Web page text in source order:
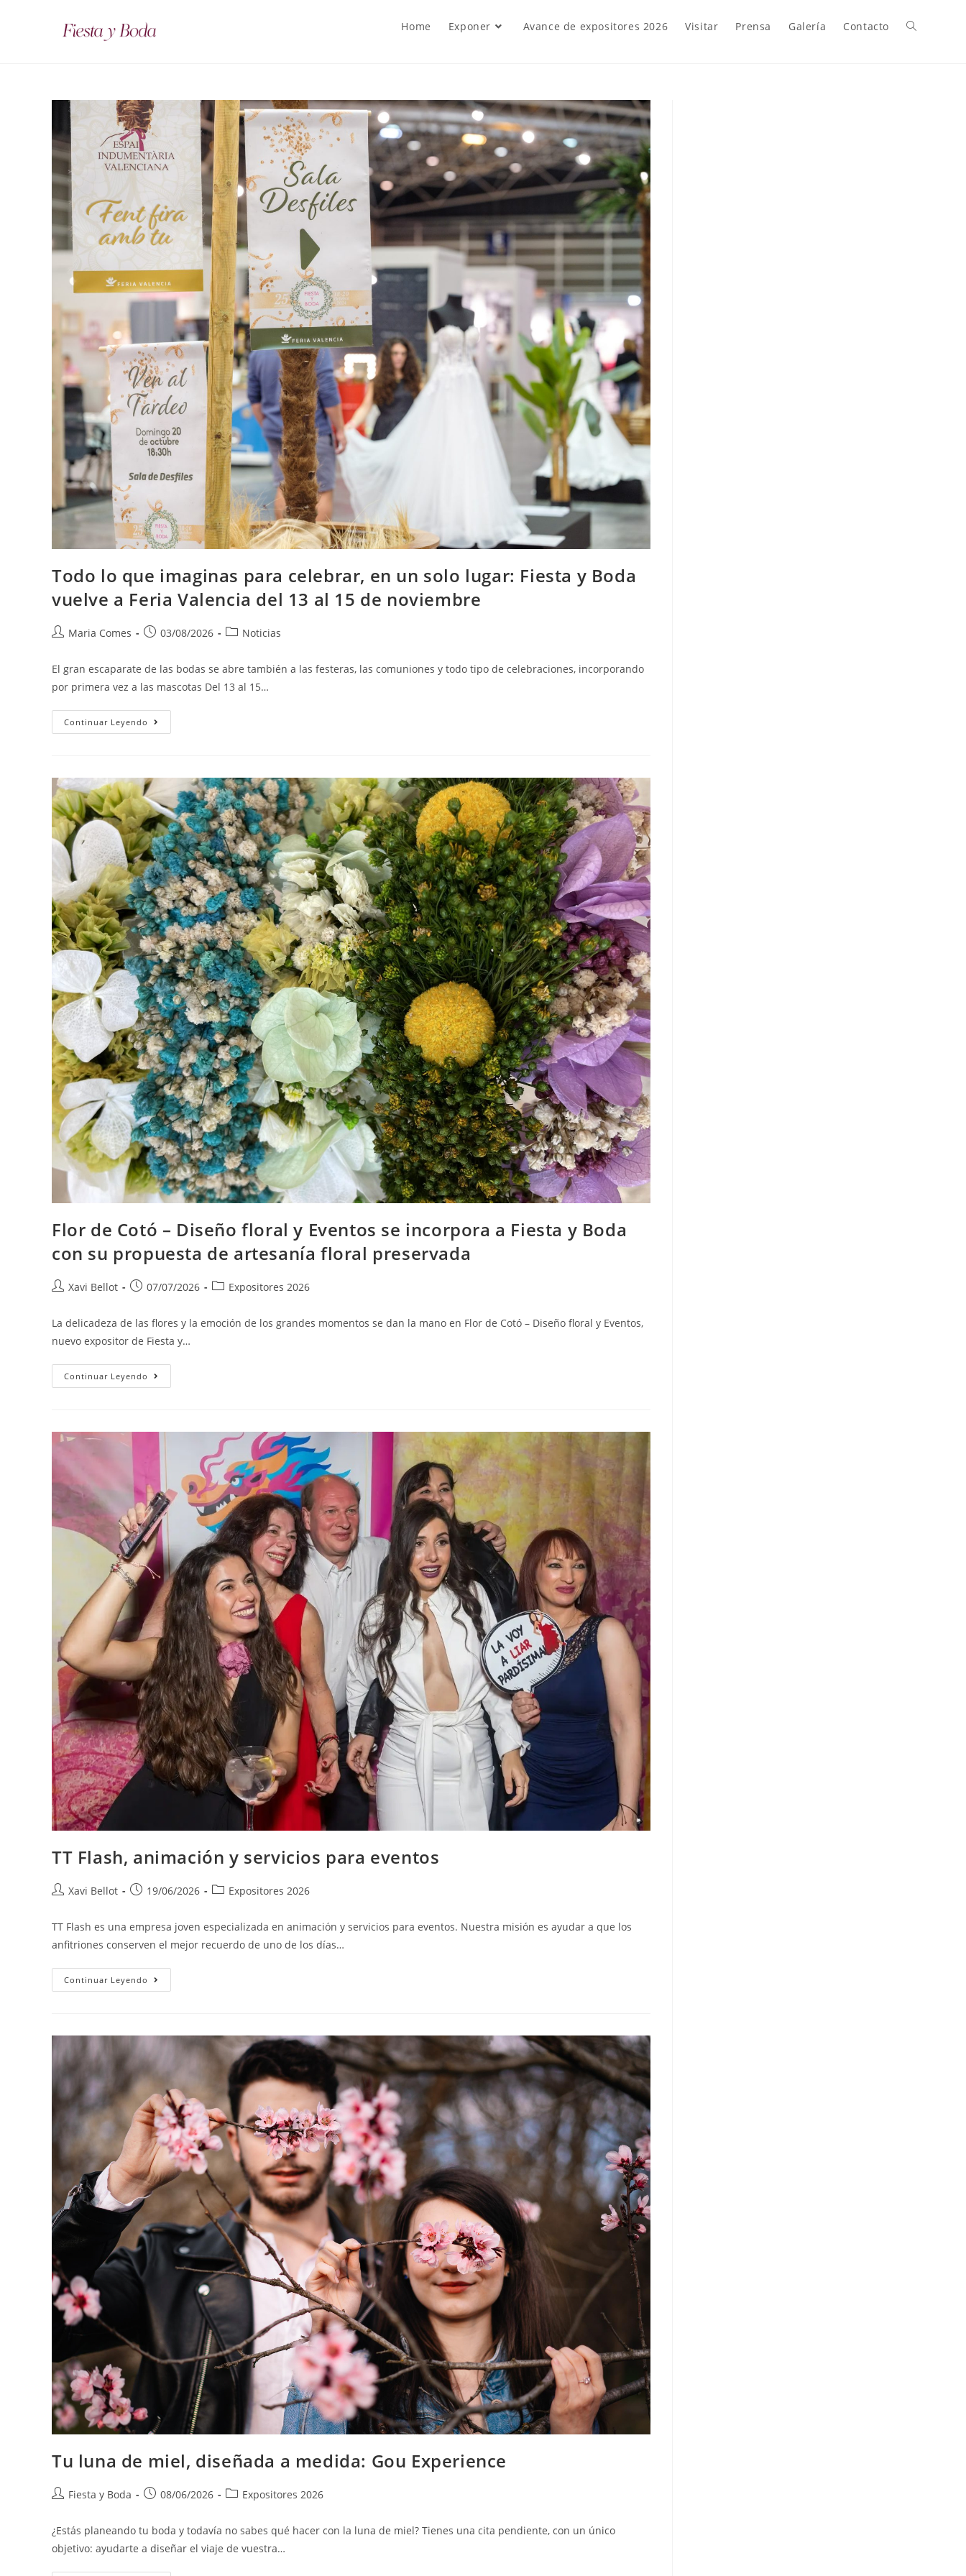
Home Exponer Avance de expositores 2026 Visitar Prensa Galería Contacto
Todo lo que imaginas para celebrar, en un solo lugar: Fiesta y Boda
vuelve a Feria Valencia del 13 al 15 de noviembre
Maria Comes 03/08/2026 Noticias
El gran escaparate de las bodas se abre también a las festeras, las comuniones y todo tipo de celebraciones, incorporando
por primera vez a las mascotas Del 13 al 15…
Continuar Leyendo
Flor de Cotó – Diseño floral y Eventos se incorpora a Fiesta y Boda
con su propuesta de artesanía floral preservada
Xavi Bellot 07/07/2026 Expositores 2026
La delicadeza de las flores y la emoción de los grandes momentos se dan la mano en Flor de Cotó – Diseño floral y Eventos,
nuevo expositor de Fiesta y…
Continuar Leyendo
TT Flash, animación y servicios para eventos
Xavi Bellot 19/06/2026 Expositores 2026
TT Flash es una empresa joven especializada en animación y servicios para eventos. Nuestra misión es ayudar a que los
anfitriones conserven el mejor recuerdo de uno de los días…
Continuar Leyendo
Tu luna de miel, diseñada a medida: Gou Experience
Fiesta y Boda 08/06/2026 Expositores 2026
¿Estás planeando tu boda y todavía no sabes qué hacer con la luna de miel? Tienes una cita pendiente, con un único
objetivo: ayudarte a diseñar el viaje de vuestra…